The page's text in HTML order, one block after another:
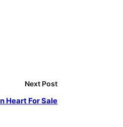
Next Post
Heart For Sale